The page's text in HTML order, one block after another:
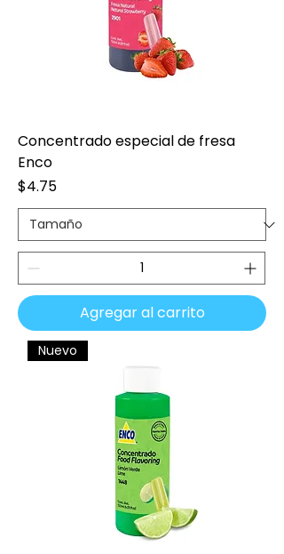
Concentrado especial de fresa
Enco
Precio
$4.75
Agregar al carrito
Nuevo